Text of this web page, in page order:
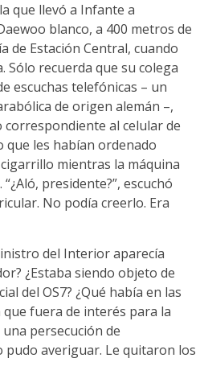
que llevó a Infante a
blanco, a 400 metros de
de Estación Central, cuando
Sólo recuerda que su colega
escuchas telefónicas – un
de origen alemán –,
al celular de
que les habían ordenado
mientras la máquina
presidente?”, escuchó
No podía creerlo. Era
del Interior aparecía
¿Estaba siendo objeto de
del OS7? ¿Qué había en las
fuera de interés para la
persecución de
averiguar. Le quitaron los